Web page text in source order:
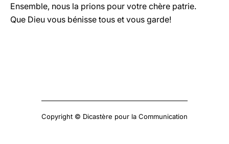
Ensemble, nous la prions pour votre chère patrie.
Que Dieu vous bénisse tous et vous garde!
Copyright © Dicastère pour la Communication